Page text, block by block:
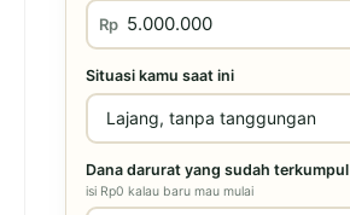
Rp
Situasi kamu saat ini
Dana darurat yang sudah terkumpul
isi Rp0 kalau baru mau mulai